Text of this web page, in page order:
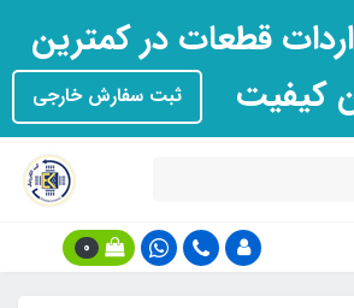
قطعات در کمترین
کیفیت
ثبت سفارش خارجی
0